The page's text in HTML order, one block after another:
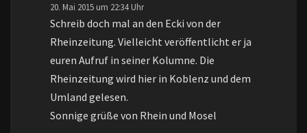
20. Mai 2015 um 22:34 Uhr
Schreib doch mal an den Ecki von der
Rheinzeitung. Vielleicht veröffentlicht er ja
euren Aufruf in seiner Kolumne. Die
Rheinzeitung wird hier in Koblenz und dem
Umland gelesen.
Sonnige grüße von Rhein und Mosel